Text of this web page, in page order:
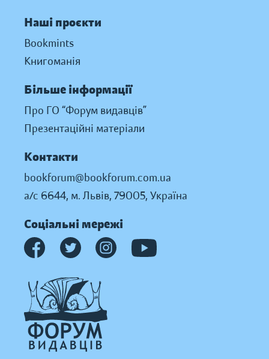
Наші проєкти
Bookmints
Книгоманія
Більше інформації
Про ГО “Форум видавців”
Презентаційні матеріали
Контакти
bookforum@bookforum.com.ua
а/с 6644, м. Львів, 79005, Україна
Соціальні мережі